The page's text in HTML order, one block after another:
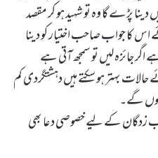
پڑے گا وہ تو شہید ہو کر مقصد
اس کا جواب صاحب اختیار کو دینا
جائزہ لیں تو سمجھ آتی ہے
بہتر ہو سکتے ہیں دہشتگردی کم
گے۔
زدگان کے لیے خصوصی دعا بھی